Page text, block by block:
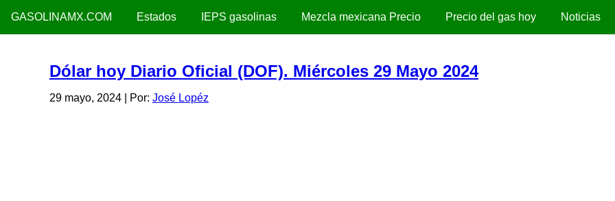
GASOLINAMX.COM Estados IEPS gasolinas Mezcla mexicana Precio Precio del gas hoy Noticias
Dólar hoy Diario Oficial (DOF). Miércoles 29 Mayo 2024
29 mayo, 2024 | Por: José Lopéz